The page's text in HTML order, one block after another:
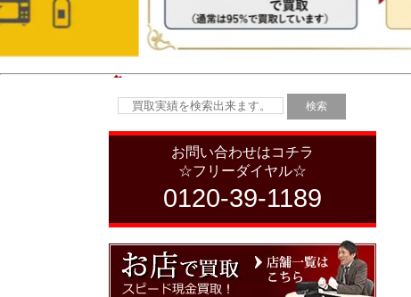
お問い合わせはコチラ
☆フリーダイヤル☆
0120-39-1189